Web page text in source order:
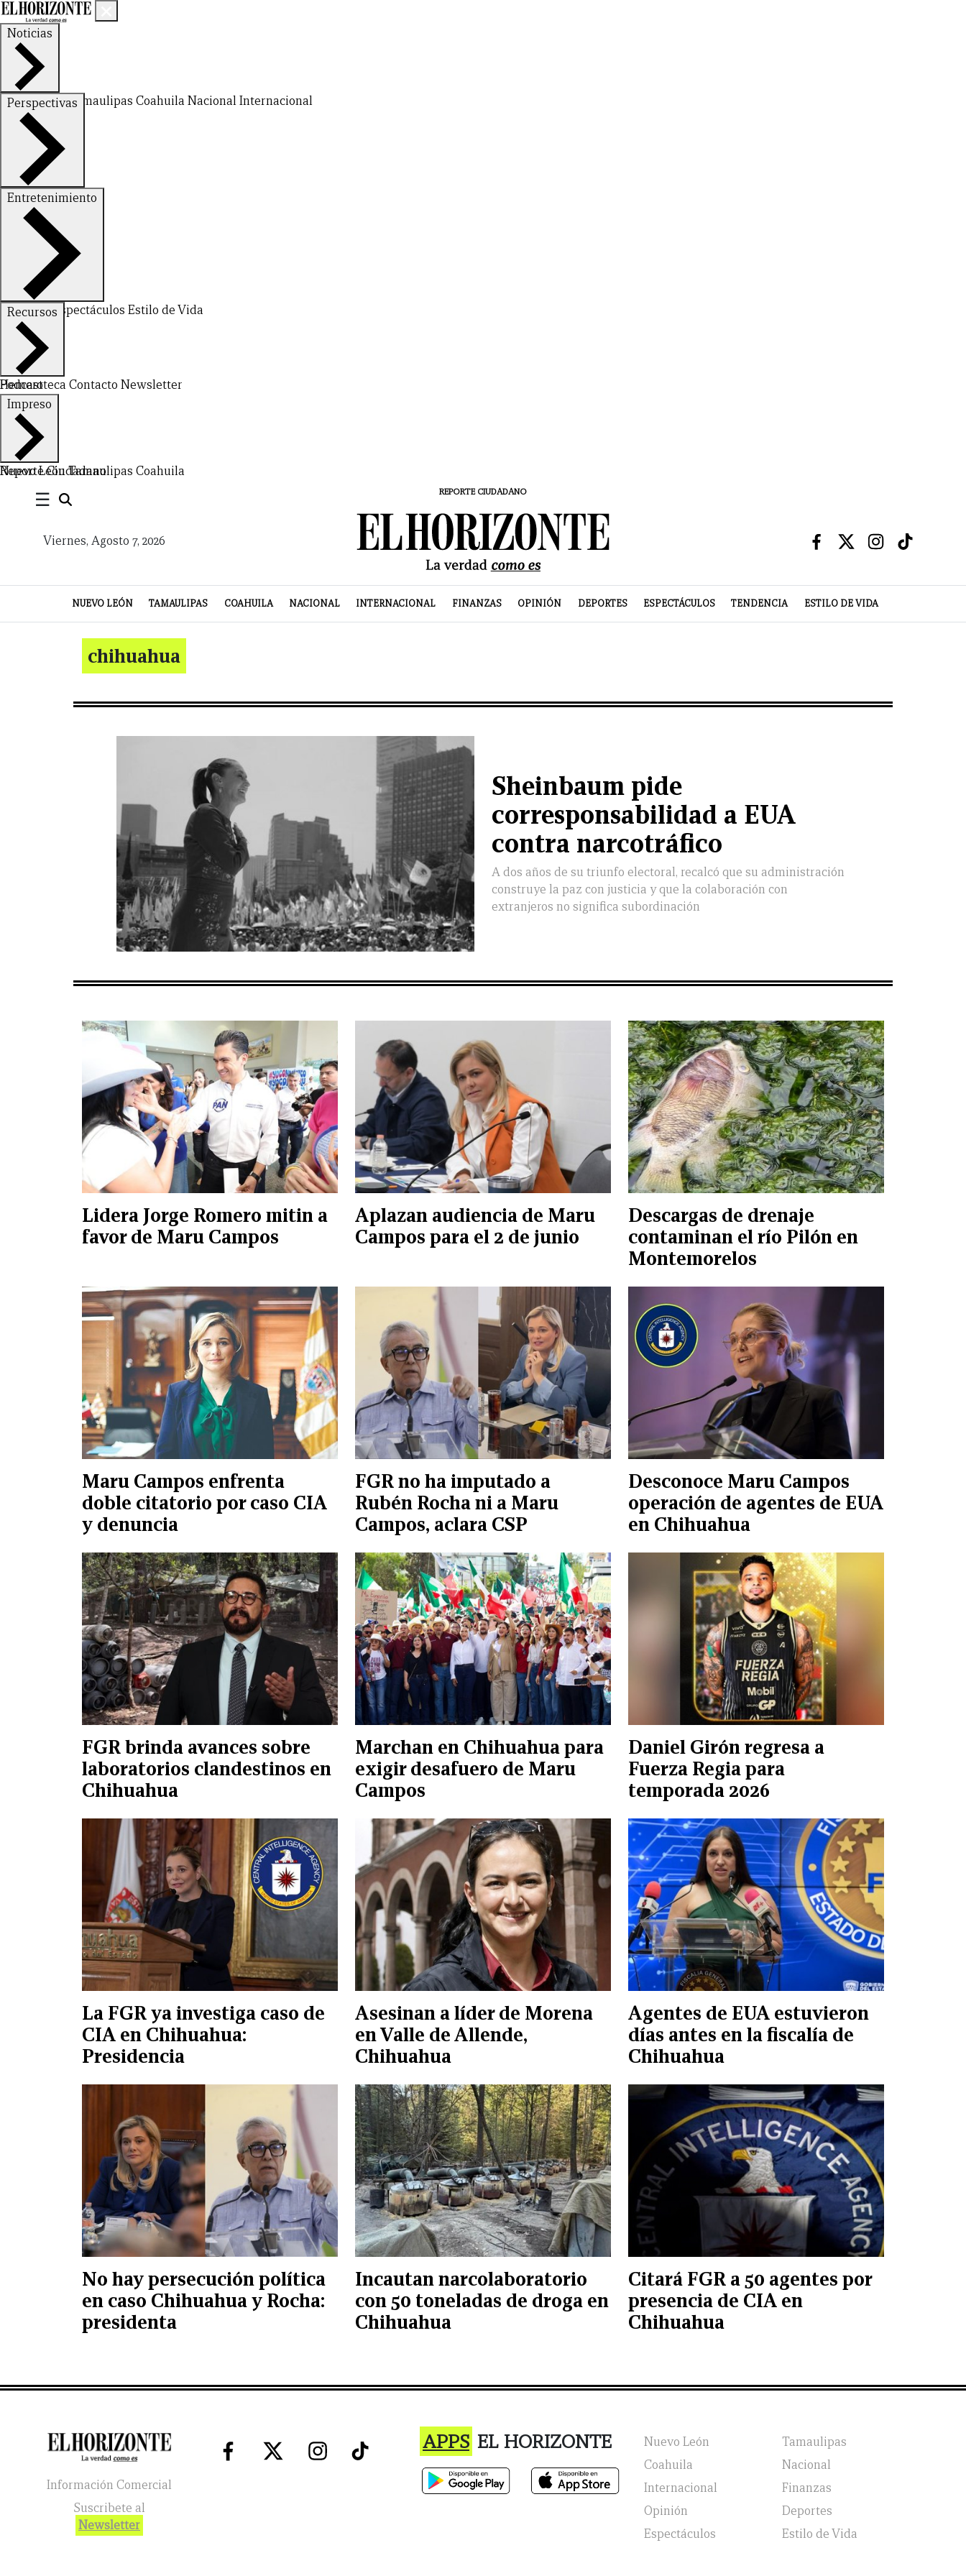
Noticias
Nuevo LeónTamaulipas Coahuila NacionalInternacional
Perspectivas
FinanzasOpinión
Entretenimiento
DeportesEspectáculos Estilo de Vida
Recursos
Hemeroteca Contacto Newsletter
Podcast
Impreso
Nuevo LeónTamaulipas Coahuila
Reporte Ciudadano
☰ REPORTE CIUDADANO
Viernes, Agosto 7, 2026
NUEVO LEÓN TAMAULIPAS COAHUILA NACIONAL INTERNACIONAL FINANZAS OPINIÓN DEPORTES ESPECTÁCULOS TENDENCIA ESTILO DE VIDA
CERRAR
X
NUEVO
LEÓN
TAMAULIPAS
COAHUILA
NACIONAL
INTERNACIONAL
FINANZAS
OPINIÓN
DEPORTES
ESPECTÁCULOS
TENDENCIA
ESTILO
DE
VIDA
PODCAST
CONTACTO
NEWSLETTER
HEMEROTECA
SUPLEMENTOS
chihuahua
Sheinbaum pide
corresponsabilidad a EUA
contra narcotráfico
A dos años de su triunfo electoral, recalcó que su administración
construye la paz con justicia y que la colaboración con
extranjeros no significa subordinación
Lidera Jorge Romero mitin a
favor de Maru Campos
Aplazan audiencia de Maru
Campos para el 2 de junio
Descargas de drenaje
contaminan el río Pilón en
Montemorelos
Maru Campos enfrenta
doble citatorio por caso CIA
y denuncia
FGR no ha imputado a
Rubén Rocha ni a Maru
Campos, aclara CSP
Desconoce Maru Campos
operación de agentes de EUA
en Chihuahua
FGR brinda avances sobre
laboratorios clandestinos en
Chihuahua
Marchan en Chihuahua para
exigir desafuero de Maru
Campos
Daniel Girón regresa a
Fuerza Regia para
temporada 2026
La FGR ya investiga caso de
CIA en Chihuahua:
Presidencia
Asesinan a líder de Morena
en Valle de Allende,
Chihuahua
Agentes de EUA estuvieron
días antes en la fiscalía de
Chihuahua
No hay persecución política
en caso Chihuahua y Rocha:
presidenta
Incautan narcolaboratorio
con 50 toneladas de droga en
Chihuahua
Citará FGR a 50 agentes por
presencia de CIA en
Chihuahua
Información Comercial
Suscribete al
Newsletter
APPS EL HORIZONTE Nuevo León
Tamaulipas
Coahuila
Nacional
Internacional
Finanzas
Opinión
Deportes
Espectáculos
Estilo de Vida